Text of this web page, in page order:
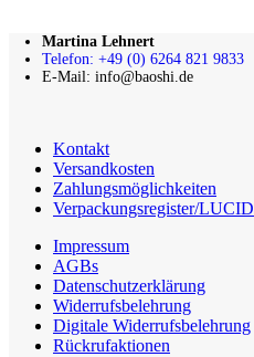
Martina Lehnert
Telefon: +49 (0) 6264 821 9833
E-Mail: info@baoshi.de
Kontakt
Versandkosten
Zahlungsmöglichkeiten
Verpackungsregister/LUCID
Impressum
AGBs
Datenschutzerklärung
Widerrufsbelehrung
Digitale Widerrufsbelehrung
Rückrufaktionen